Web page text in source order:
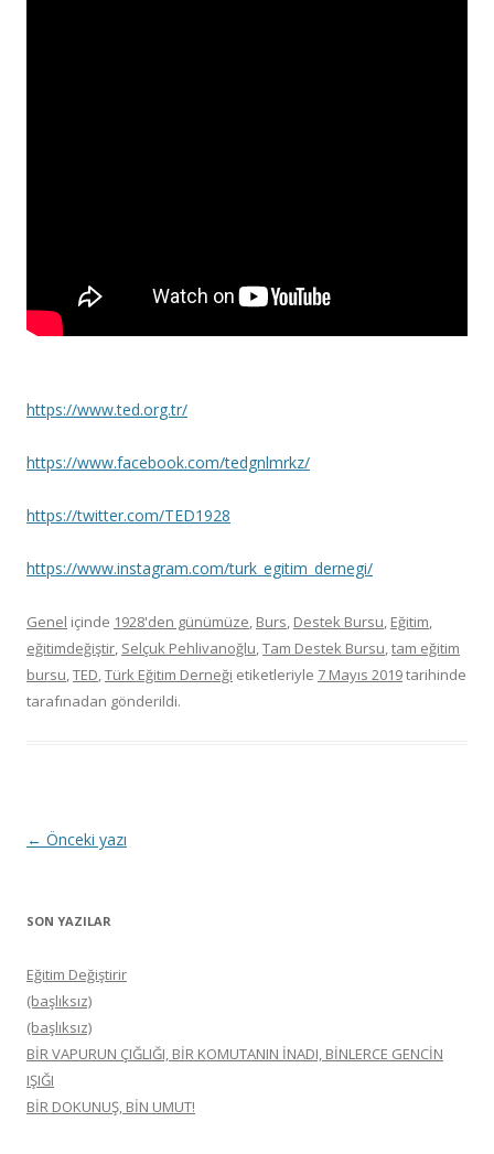
https://www.ted.org.tr/
https://www.facebook.com/tedgnlmrkz/
https://twitter.com/TED1928
https://www.instagram.com/turk_egitim_dernegi/
Genel içinde 1928'den günümüze, Burs, Destek Bursu, Eğitim,
eğitimdeğiştir, Selçuk Pehlivanoğlu,Tam Destek Bursu,tam eğitim
bursu,TED,Türk Eğitim Derneği etiketleriyle 7 Mayıs 2019tarihinde
tarafınadan gönderildi.
Yazı
← Önceki yazı
SON YAZILAR
Eğitim Değiştirir
(başlıksız)
(başlıksız)
BİR VAPURUN ÇIĞLIĞI, BİR KOMUTANIN İNADI, BİNLERCE GENCİN
IŞIĞI
BİR DOKUNUŞ, BİN UMUT!